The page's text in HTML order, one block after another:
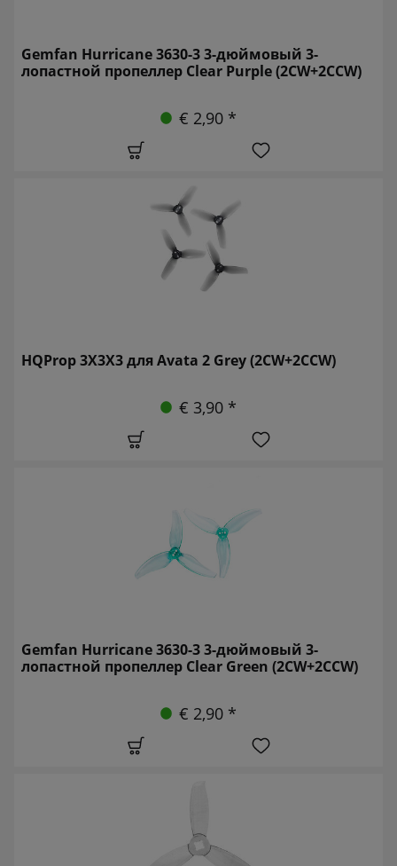
Gemfan Hurricane 3630-3 3-дюймовый 3-
лопастной пропеллер Clear Purple (2CW+2CCW)
€ 2,90 *
HQProp 3X3X3 для Avata 2 Grey (2CW+2CCW)
€ 3,90 *
Gemfan Hurricane 3630-3 3-дюймовый 3-
лопастной пропеллер Clear Green (2CW+2CCW)
€ 2,90 *